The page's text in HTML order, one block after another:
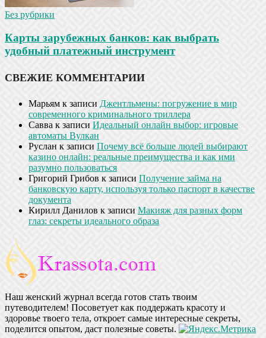
Без рубрики
Карты зарубежных банков: как выбрать
удобный платежный инструмент
СВЕЖИЕ КОММЕНТАРИИ
Марьям к записи Джентльмены: погружение в мир
современного криминального триллера
Савва к записи Идеальный онлайн выбор: игровые
автоматы Вулкан
Руслан к записи Почему всё больше людей выбирают
казино онлайн: реальные преимущества и как ими
разумно пользоваться
Григорий Грибов к записи Получение займа на
банковскую карту, используя только паспорт в качестве
документа
Кирилл Данилов к записи Макияж для разных форм
глаз: секреты идеального образа
Наш женский журнал всегда готов стать твоим
путеводителем! Посоветует как поддержать красоту и
здоровье твоего тела, откроет самые интересные секреты,
поделится опытом, даст полезные советы.